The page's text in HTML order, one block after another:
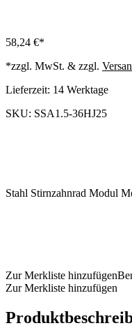
58,24 €
*zzgl. MwSt. & zzgl.
Lieferzeit: 14 Werktage
SKU: SSA1.5-36HJ25
Stahl Stirnzahnrad Modul
Zur Merkliste hinzufügen
Zur Merkliste hinzufügen